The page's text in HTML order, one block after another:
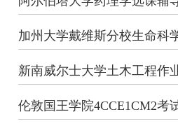
新南威尔士大学土木工程作
伦敦国王学院4CCE1CM2考